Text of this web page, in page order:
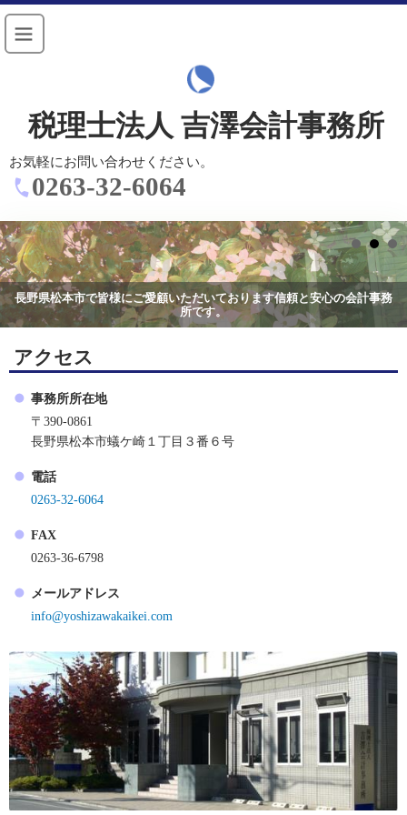
税理士法人 吉澤会計事務所
お気軽にお問い合わせください。
0263-32-6064
長野県松本市で皆様にご愛顧いただいております信頼と安心の会計事務
所です。
長野県松本市で皆様にご愛顧いただいております信頼と安心の会計事務
所です。
アクセス
事務所所在地
〒390-0861
長野県松本市蟻ケ崎１丁目３番６号
電話
0263-32-6064
FAX
0263-36-6798
メールアドレス
info@yoshizawakaikei.com